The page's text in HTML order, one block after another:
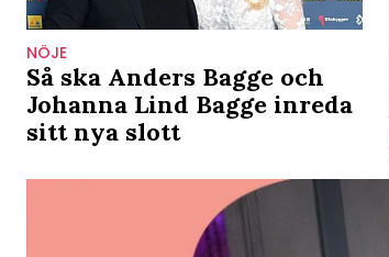
NÖJE
Så ska Anders Bagge och
Johanna Lind Bagge inreda
sitt nya slott